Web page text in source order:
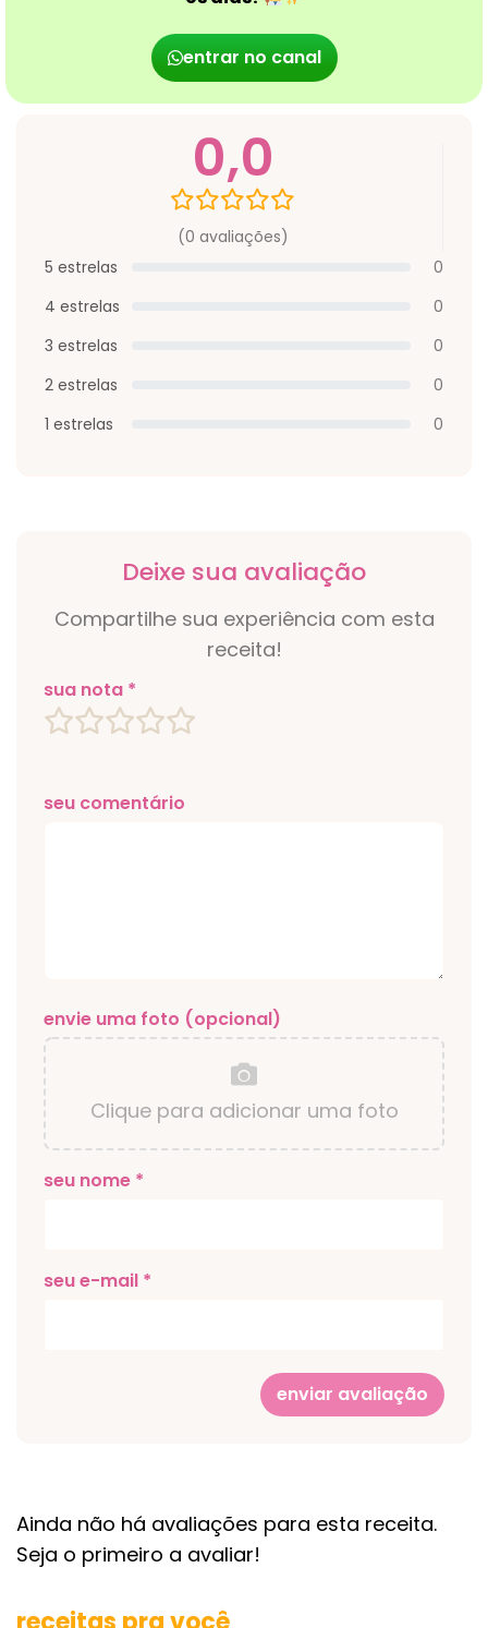
entrar no canal
0,0
(0 avaliações)
5 estrelas
0
4 estrelas
0
3 estrelas
0
2 estrelas
0
1 estrelas
0
Deixe sua avaliação
Compartilhe sua experiência com esta
receita!
sua nota *
seu comentário
envie uma foto (opcional)
Clique para adicionar uma foto
seu nome *
seu e-mail *
enviar avaliação
Ainda não há avaliações para esta receita.
Seja o primeiro a avaliar!